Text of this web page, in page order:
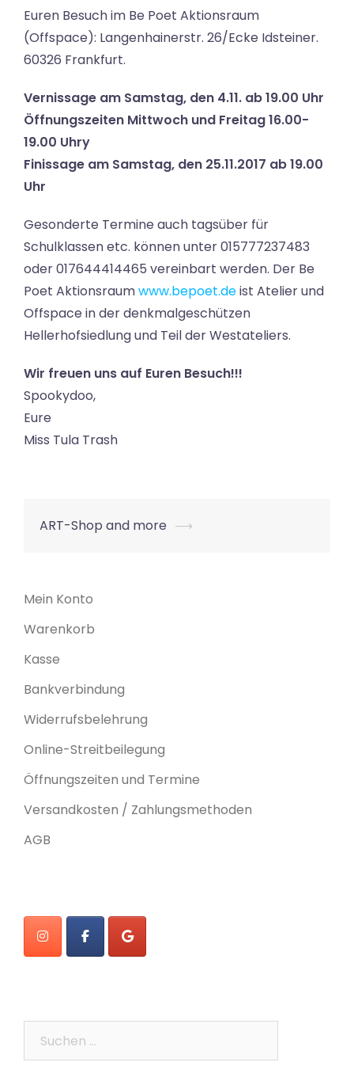
Euren Besuch im Be Poet Aktionsraum
(Offspace): Langenhainerstr. 26/Ecke Idsteiner.
60326 Frankfurt.
Vernissage am Samstag, den 4.11. ab 19.00 Uhr
Öffnungszeiten Mittwoch und Freitag 16.00-
19.00 Uhry
Finissage am Samstag, den 25.11.2017 ab 19.00
Uhr
Gesonderte Termine auch tagsüber für
Schulklassen etc. können unter 015777237483
oder 017644414465 vereinbart werden. Der Be
Poet Aktionsraumwww.bepoet.deist Atelier und
Offspace in der denkmalgeschützen
Hellerhofsiedlung und Teil der Westateliers.
Wir freuen uns auf Euren Besuch!!!
Spookydoo,
Eure
Miss Tula Trash
Beitrags-
ART-Shop and more ⟶
Mein Konto
Warenkorb
Kasse
Bankverbindung
Widerrufsbelehrung
Online-Streitbeilegung
Öffnungszeiten und Termine
Versandkosten / Zahlungsmethoden
AGB